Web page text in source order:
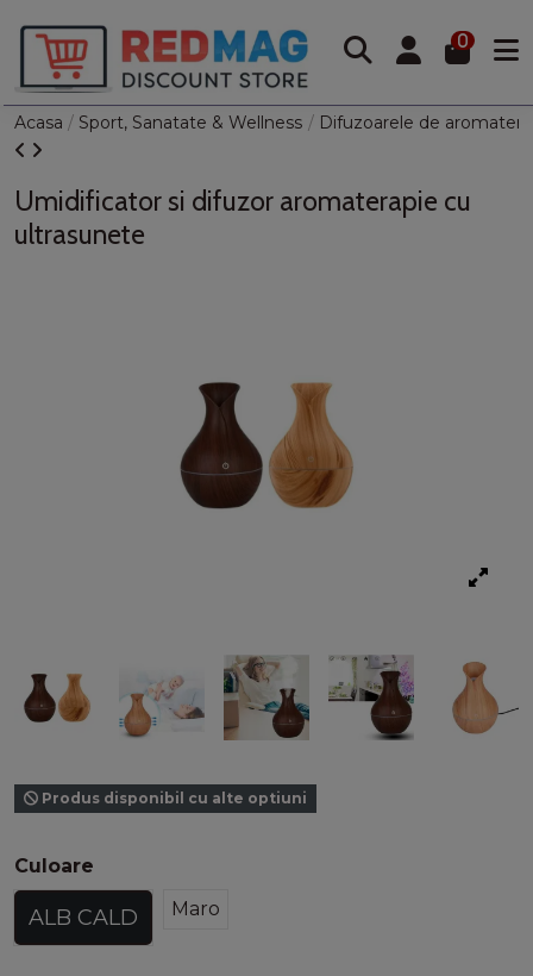
0
Acasa Sport, Sanatate & Wellness Difuzoarele de
Umidificator si difuzor aromaterapie cu
ultrasunete
Produs disponibil cu alte optiuni
Culoare
ALB CALD Maro